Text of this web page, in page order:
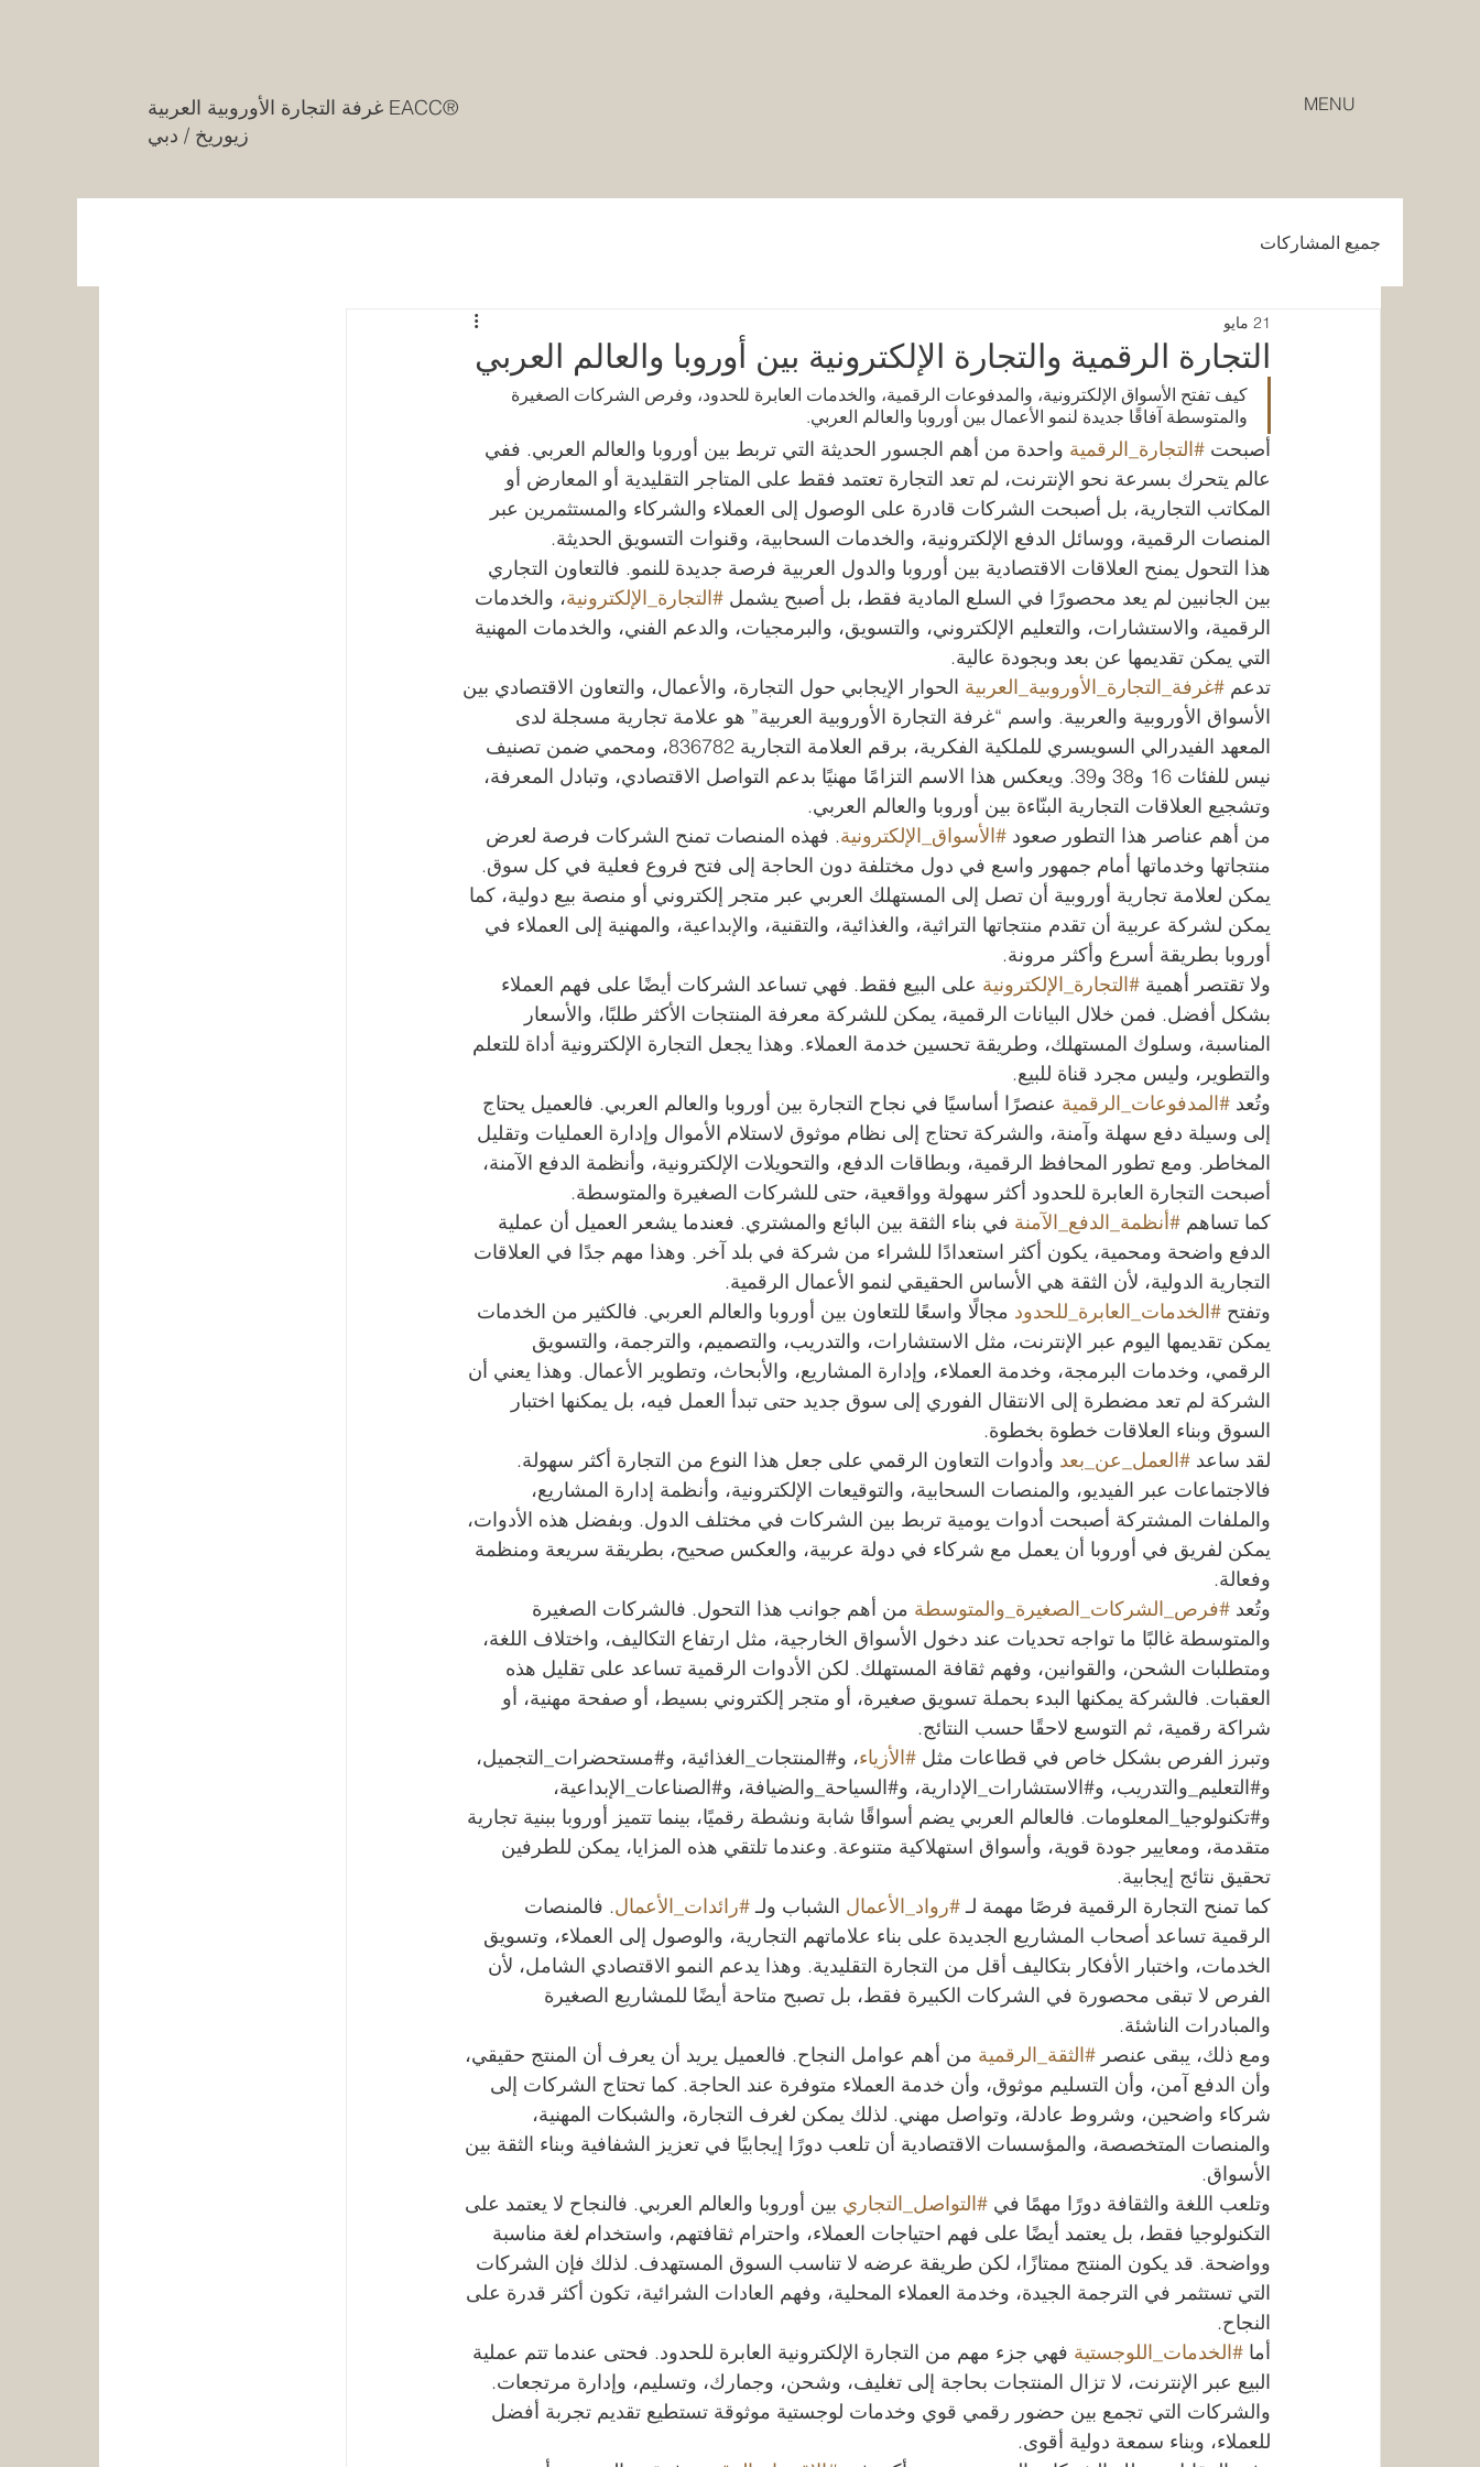
غرفة التجارة الأوروبية العربية EACC®
زيوريخ / دبي
MENU
جميع المشاركات
التجارة الرقمية والتجارة الإلكترونية بين أوروبا والعالم العربي
21 مايو
كيف تفتح الأسواق الإلكترونية، والمدفوعات الرقمية، والخدمات العابرة للحدود، وفرص الشركات الصغيرة
والمتوسطة آفاقًا جديدة لنمو الأعمال بين أوروبا والعالم العربي.
أصبحت #التجارة_الرقمية واحدة من أهم الجسور الحديثة التي تربط بين أوروبا والعالم العربي. ففي
عالم يتحرك بسرعة نحو الإنترنت، لم تعد التجارة تعتمد فقط على المتاجر التقليدية أو المعارض أو
المكاتب التجارية، بل أصبحت الشركات قادرة على الوصول إلى العملاء والشركاء والمستثمرين عبر
المنصات الرقمية، ووسائل الدفع الإلكترونية، والخدمات السحابية، وقنوات التسويق الحديثة.
هذا التحول يمنح العلاقات الاقتصادية بين أوروبا والدول العربية فرصة جديدة للنمو. فالتعاون التجاري
بين الجانبين لم يعد محصورًا في السلع المادية فقط، بل أصبح يشمل #التجارة_الإلكترونية، والخدمات
الرقمية، والاستشارات، والتعليم الإلكتروني، والتسويق، والبرمجيات، والدعم الفني، والخدمات المهنية
التي يمكن تقديمها عن بعد وبجودة عالية.
تدعم #غرفة_التجارة_الأوروبية_العربية الحوار الإيجابي حول التجارة، والأعمال، والتعاون الاقتصادي بين
الأسواق الأوروبية والعربية. واسم “غرفة التجارة الأوروبية العربية” هو علامة تجارية مسجلة لدى
المعهد الفيدرالي السويسري للملكية الفكرية، برقم العلامة التجارية 836782، ومحمي ضمن تصنيف
نيس للفئات 16 و38 و39. ويعكس هذا الاسم التزامًا مهنيًا بدعم التواصل الاقتصادي، وتبادل المعرفة،
وتشجيع العلاقات التجارية البنّاءة بين أوروبا والعالم العربي.
من أهم عناصر هذا التطور صعود #الأسواق_الإلكترونية. فهذه المنصات تمنح الشركات فرصة لعرض
منتجاتها وخدماتها أمام جمهور واسع في دول مختلفة دون الحاجة إلى فتح فروع فعلية في كل سوق.
يمكن لعلامة تجارية أوروبية أن تصل إلى المستهلك العربي عبر متجر إلكتروني أو منصة بيع دولية، كما
يمكن لشركة عربية أن تقدم منتجاتها التراثية، والغذائية، والتقنية، والإبداعية، والمهنية إلى العملاء في
أوروبا بطريقة أسرع وأكثر مرونة.
ولا تقتصر أهمية #التجارة_الإلكترونية على البيع فقط. فهي تساعد الشركات أيضًا على فهم العملاء
بشكل أفضل. فمن خلال البيانات الرقمية، يمكن للشركة معرفة المنتجات الأكثر طلبًا، والأسعار
المناسبة، وسلوك المستهلك، وطريقة تحسين خدمة العملاء. وهذا يجعل التجارة الإلكترونية أداة للتعلم
والتطوير، وليس مجرد قناة للبيع.
وتُعد #المدفوعات_الرقمية عنصرًا أساسيًا في نجاح التجارة بين أوروبا والعالم العربي. فالعميل يحتاج
إلى وسيلة دفع سهلة وآمنة، والشركة تحتاج إلى نظام موثوق لاستلام الأموال وإدارة العمليات وتقليل
المخاطر. ومع تطور المحافظ الرقمية، وبطاقات الدفع، والتحويلات الإلكترونية، وأنظمة الدفع الآمنة،
أصبحت التجارة العابرة للحدود أكثر سهولة وواقعية، حتى للشركات الصغيرة والمتوسطة.
كما تساهم #أنظمة_الدفع_الآمنة في بناء الثقة بين البائع والمشتري. فعندما يشعر العميل أن عملية
الدفع واضحة ومحمية، يكون أكثر استعدادًا للشراء من شركة في بلد آخر. وهذا مهم جدًا في العلاقات
التجارية الدولية، لأن الثقة هي الأساس الحقيقي لنمو الأعمال الرقمية.
وتفتح #الخدمات_العابرة_للحدود مجالًا واسعًا للتعاون بين أوروبا والعالم العربي. فالكثير من الخدمات
يمكن تقديمها اليوم عبر الإنترنت، مثل الاستشارات، والتدريب، والتصميم، والترجمة، والتسويق
الرقمي، وخدمات البرمجة، وخدمة العملاء، وإدارة المشاريع، والأبحاث، وتطوير الأعمال. وهذا يعني أن
الشركة لم تعد مضطرة إلى الانتقال الفوري إلى سوق جديد حتى تبدأ العمل فيه، بل يمكنها اختبار
السوق وبناء العلاقات خطوة بخطوة.
لقد ساعد #العمل_عن_بعد وأدوات التعاون الرقمي على جعل هذا النوع من التجارة أكثر سهولة.
فالاجتماعات عبر الفيديو، والمنصات السحابية، والتوقيعات الإلكترونية، وأنظمة إدارة المشاريع،
والملفات المشتركة أصبحت أدوات يومية تربط بين الشركات في مختلف الدول. وبفضل هذه الأدوات،
يمكن لفريق في أوروبا أن يعمل مع شركاء في دولة عربية، والعكس صحيح، بطريقة سريعة ومنظمة
وفعالة.
وتُعد #فرص_الشركات_الصغيرة_والمتوسطة من أهم جوانب هذا التحول. فالشركات الصغيرة
والمتوسطة غالبًا ما تواجه تحديات عند دخول الأسواق الخارجية، مثل ارتفاع التكاليف، واختلاف اللغة،
ومتطلبات الشحن، والقوانين، وفهم ثقافة المستهلك. لكن الأدوات الرقمية تساعد على تقليل هذه
العقبات. فالشركة يمكنها البدء بحملة تسويق صغيرة، أو متجر إلكتروني بسيط، أو صفحة مهنية، أو
شراكة رقمية، ثم التوسع لاحقًا حسب النتائج.
وتبرز الفرص بشكل خاص في قطاعات مثل #الأزياء، و#المنتجات_الغذائية، و#مستحضرات_التجميل،
و#التعليم_والتدريب، و#الاستشارات_الإدارية، و#السياحة_والضيافة، و#الصناعات_الإبداعية،
و#تكنولوجيا_المعلومات. فالعالم العربي يضم أسواقًا شابة ونشطة رقميًا، بينما تتميز أوروبا ببنية تجارية
متقدمة، ومعايير جودة قوية، وأسواق استهلاكية متنوعة. وعندما تلتقي هذه المزايا، يمكن للطرفين
تحقيق نتائج إيجابية.
كما تمنح التجارة الرقمية فرصًا مهمة لـ #رواد_الأعمال الشباب ولـ #رائدات_الأعمال. فالمنصات
الرقمية تساعد أصحاب المشاريع الجديدة على بناء علاماتهم التجارية، والوصول إلى العملاء، وتسويق
الخدمات، واختبار الأفكار بتكاليف أقل من التجارة التقليدية. وهذا يدعم النمو الاقتصادي الشامل، لأن
الفرص لا تبقى محصورة في الشركات الكبيرة فقط، بل تصبح متاحة أيضًا للمشاريع الصغيرة
والمبادرات الناشئة.
ومع ذلك، يبقى عنصر #الثقة_الرقمية من أهم عوامل النجاح. فالعميل يريد أن يعرف أن المنتج حقيقي،
وأن الدفع آمن، وأن التسليم موثوق، وأن خدمة العملاء متوفرة عند الحاجة. كما تحتاج الشركات إلى
شركاء واضحين، وشروط عادلة، وتواصل مهني. لذلك يمكن لغرف التجارة، والشبكات المهنية،
والمنصات المتخصصة، والمؤسسات الاقتصادية أن تلعب دورًا إيجابيًا في تعزيز الشفافية وبناء الثقة بين
الأسواق.
وتلعب اللغة والثقافة دورًا مهمًا في #التواصل_التجاري بين أوروبا والعالم العربي. فالنجاح لا يعتمد على
التكنولوجيا فقط، بل يعتمد أيضًا على فهم احتياجات العملاء، واحترام ثقافتهم، واستخدام لغة مناسبة
وواضحة. قد يكون المنتج ممتازًا، لكن طريقة عرضه لا تناسب السوق المستهدف. لذلك فإن الشركات
التي تستثمر في الترجمة الجيدة، وخدمة العملاء المحلية، وفهم العادات الشرائية، تكون أكثر قدرة على
النجاح.
أما #الخدمات_اللوجستية فهي جزء مهم من التجارة الإلكترونية العابرة للحدود. فحتى عندما تتم عملية
البيع عبر الإنترنت، لا تزال المنتجات بحاجة إلى تغليف، وشحن، وجمارك، وتسليم، وإدارة مرتجعات.
والشركات التي تجمع بين حضور رقمي قوي وخدمات لوجستية موثوقة تستطيع تقديم تجربة أفضل
للعملاء، وبناء سمعة دولية أقوى.